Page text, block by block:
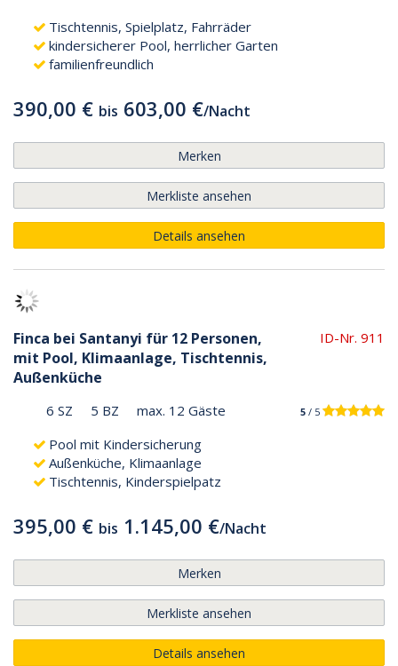
Tischtennis, Spielplatz, Fahrräder
kindersicherer Pool, herrlicher Garten
familienfreundlich
390,00 € bis 603,00 €/Nacht
Merken
Merkliste ansehen
Details ansehen
Finca bei Santanyi für 12 Personen,
mit Pool, Klimaanlage, Tischtennis,
Außenküche
ID-Nr. 911
6 SZ 5 BZ max. 12 Gäste 5 / 5
Pool mit Kindersicherung
Außenküche, Klimaanlage
Tischtennis, Kinderspielpatz
395,00 € bis 1.145,00 €/Nacht
Merken
Merkliste ansehen
Details ansehen